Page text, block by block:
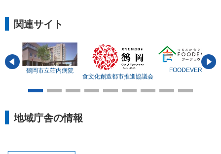
関連サイト
ップ
鶴岡市立荘内病院
食文化創造都市推進協議会
FOODEVER
地域庁舎の情報